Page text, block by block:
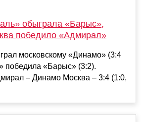
обыграла «Барыс»,
победило «Адмирал»
московскому «Динамо» (3:4
победила «Барыс» (3:2).
– Динамо Москва – 3:4 (1:0,